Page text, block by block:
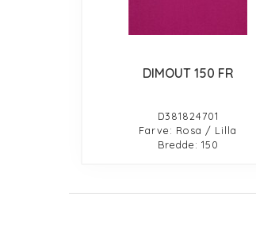
DIMOUT 150 FR
D381824701
Farve: Rosa / Lilla
Bredde: 150